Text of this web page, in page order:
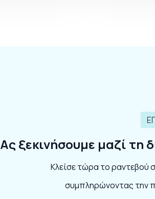
Ας ξεκινήσουμε μαζί
Κλείσε τώρα το ραντεβού
συμπληρώνοντας την